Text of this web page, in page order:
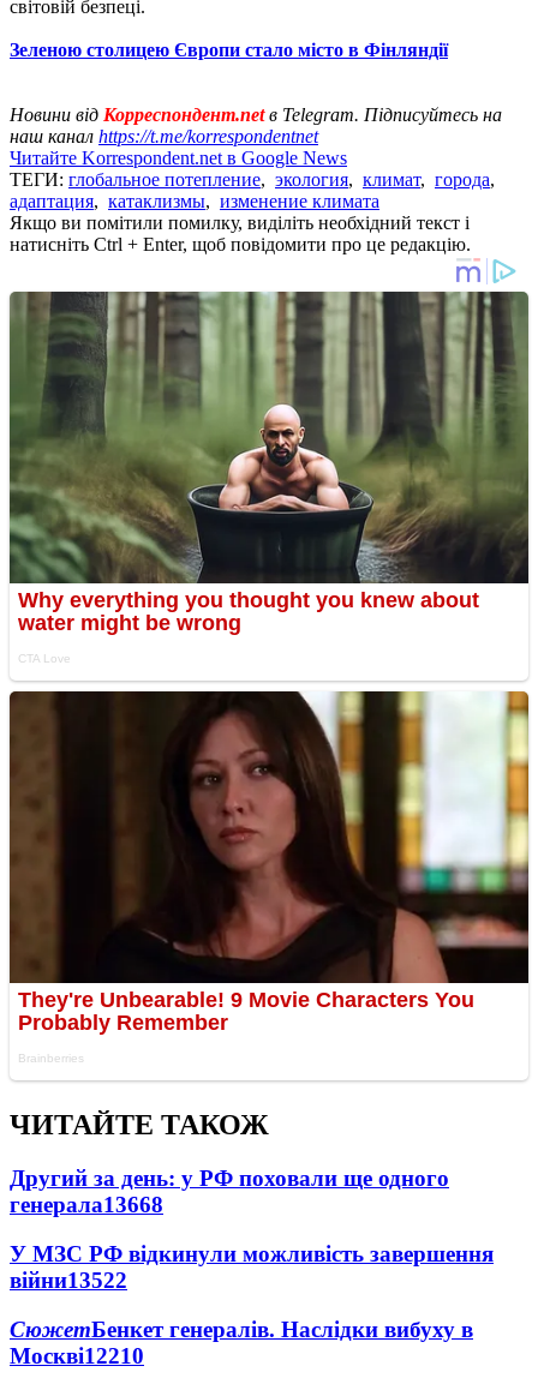
світовій безпеці.
Зеленою столицею Європи стало місто в Фінляндії
Новини від Корреспондент.netв Telegram. Підписуйтесь на
наш канал https://t.me/korrespondentnet
Читайте Korrespondent.net в Google News
ТЕГИ: глобальное потепление, экология, климат, города,
адаптация, катаклизмы, изменение климата
Якщо ви помітили помилку, виділіть необхідний текст і
натисніть Ctrl + Enter, щоб повідомити про це редакцію.
ЧИТАЙТЕ ТАКОЖ
Другий за день: у РФ поховали ще одного
генерала13668
У МЗС РФ відкинули можливість завершення
війни13522
СюжетБенкет генералів. Наслідки вибуху в
Москві12210